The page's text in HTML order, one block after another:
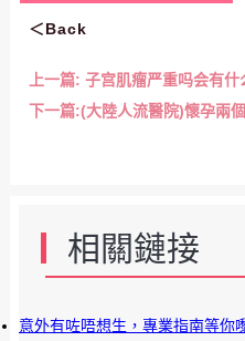
＜Back
上一篇: 子宫肌瘤严重吗会有什
下一篇:(大陸人流醫院)懷孕兩
相關鏈接
意外有咗唔想生，專業指南等你